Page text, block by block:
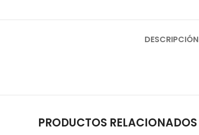
DESCRIPCIÓN
PRODUCTOS RELACIONADOS